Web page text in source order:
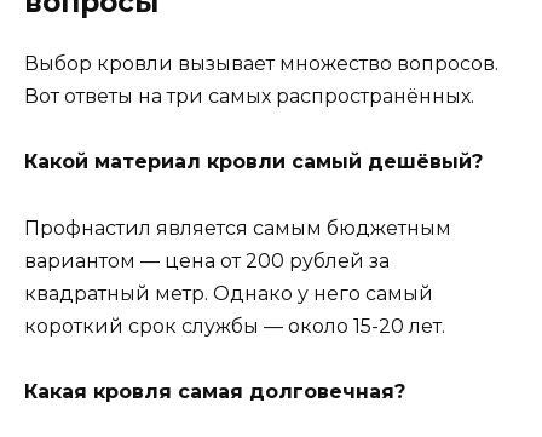
Выбор кровли вызывает множество вопросов.
Вот ответы на три самых распространённых.
Какой материал кровли самый дешёвый?
Профнастил является самым бюджетным
вариантом — цена от 200 рублей за
квадратный метр. Однако у него самый
короткий срок службы — около 15-20 лет.
Какая кровля самая долговечная?